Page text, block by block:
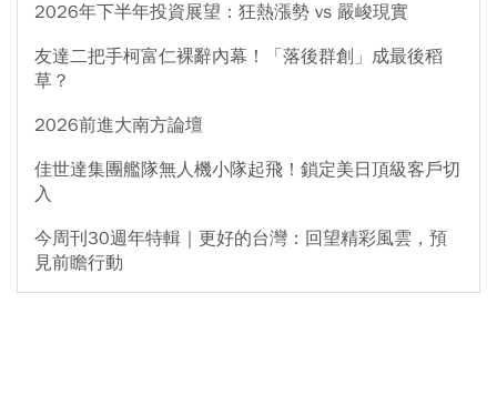
2026年下半年投資展望：狂熱漲勢 vs 嚴峻現實
友達二把手柯富仁裸辭內幕！「落後群創」成最後稻
草？
2026前進大南方論壇
佳世達集團艦隊無人機小隊起飛！鎖定美日頂級客戶切
入
今周刊30週年特輯｜更好的台灣：回望精彩風雲，預
見前瞻行動